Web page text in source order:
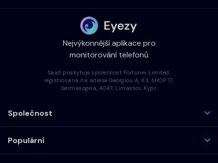
Nejvýkonnější aplikace pro
monitorování telefonů
SaaS poskytuje společnost Fortunex Limited,
registrovaná na adrese Georgiou A, 83, SHOP 17,
Germasogeia, 4047, Limassol, Kypr.
Společnost
Populární